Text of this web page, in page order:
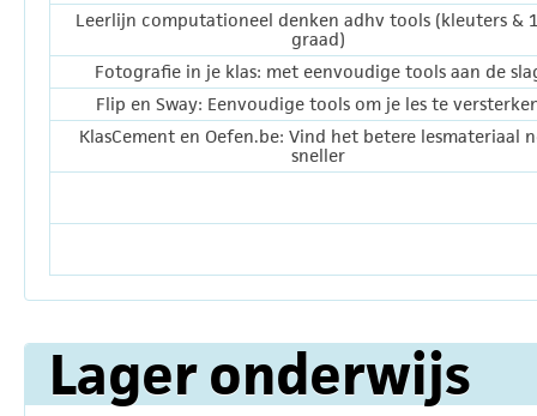
Leerlijn computationeel denken adhv tools (kleuters &
graad)
Fotografie in je klas: met eenvoudige tools aan de
Flip en Sway: Eenvoudige tools om je les te
KlasCement en Oefen.be: Vind het betere lesmateriaal
sneller
Lager onderwijs